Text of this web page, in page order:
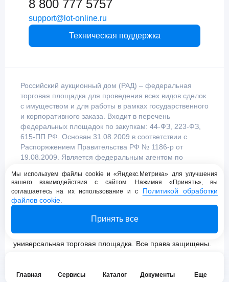
Главная Сервисы Каталог Документы Еще
8 800 777 5757
support@lot-online.ru
Техническая поддержка
Российский аукционный дом (РАД) – федеральная
торговая площадка для проведения всех видов сделок
с имуществом и для работы в рамках государственного
и корпоративного заказа. Входит в перечень
федеральных площадок по закупкам: 44-ФЗ, 223-ФЗ,
615-ПП РФ. Основан 31.08.2009 в соответствии с
Распоряжением Правительства РФ № 1186-р от
19.08.2009. Является федеральным агентом по
Правительством Российской Федерации.
Политика конфиденциальности
© 2009 - 2026 АО «Российский аукционный дом»
универсальная торговая площадка. Все права защищены.
Мы используем файлы cookie и «Яндекс.Метрика» для улучшения
вашего взаимодействия с сайтом. Нажимая «Принять», вы
соглашаетесь на их использование и с Политикой обработки
файлов cookie.
Принять все